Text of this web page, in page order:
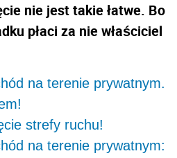
nie jest takie łatwe. Bo
płaci za nie właściciel
na terenie prywatnym.
strefy ruchu!
na terenie prywatnym: